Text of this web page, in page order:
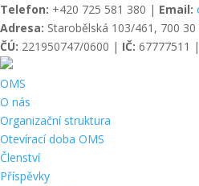
Telefon: +420 725 581 380 | Email:
Adresa: Starobělská 103/461, 700
ČÚ: 221950747/0600 | IČ: 67777511 |
OMS
O nás
Organizační struktura
Otevírací doba OMS
Členství
Příspěvky